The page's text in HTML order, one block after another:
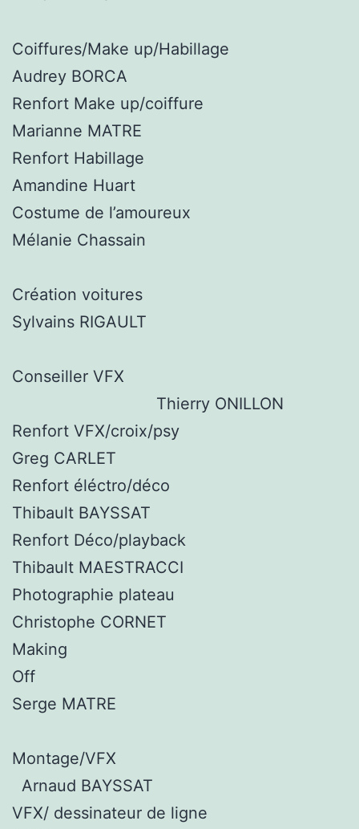
Coiffures/Make up/Habillage
Audrey BORCA
Renfort Make up/coiffure
Marianne MATRE
Renfort Habillage
Amandine Huart
Costume de l’amoureux
Mélanie Chassain
Création voitures
Sylvains RIGAULT
Conseiller VFX
Thierry ONILLON
Renfort VFX/croix/psy
Greg CARLET
Renfort éléctro/déco
Thibault BAYSSAT
Renfort Déco/playback
Thibault MAESTRACCI
Photographie plateau
Christophe CORNET
Making
Off
Serge MATRE
Montage/VFX
Arnaud BAYSSAT
VFX/ dessinateur de ligne